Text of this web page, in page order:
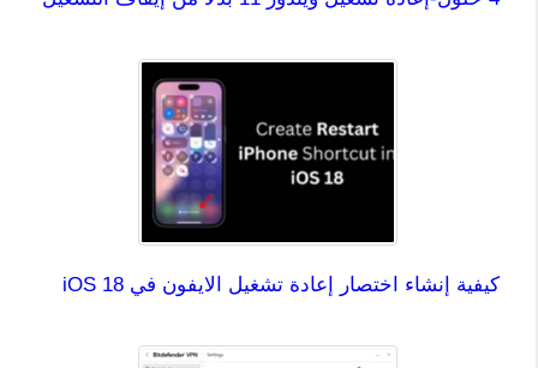
كيفية إنشاء اختصار إعادة تشغيل الايفون في iOS 18